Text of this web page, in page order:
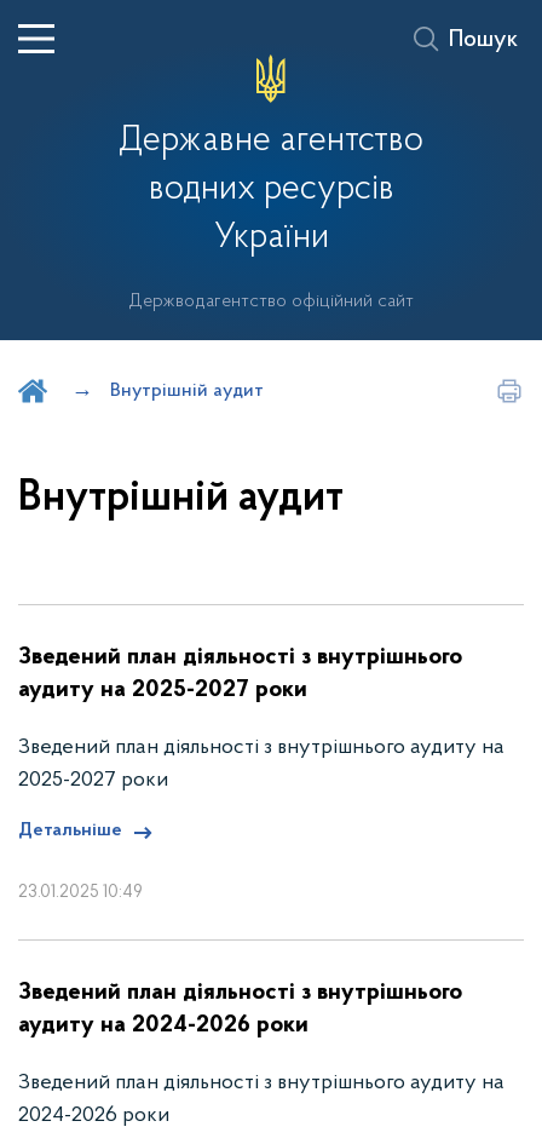
Державне агентство
водних ресурсів
України
Держводагентство офіційний сайт
Пошук
Внутрішній аудит
Внутрішній аудит
23.01.2025 10:49
Зведений план діяльності з внутрішнього
аудиту на 2025-2027 роки
Зведений план діяльності з внутрішнього аудиту на
2025-2027 роки
Детальніше
Зведений план діяльності з внутрішнього
аудиту на 2024-2026 роки
Зведений план діяльності з внутрішнього аудиту на
2024-2026 роки